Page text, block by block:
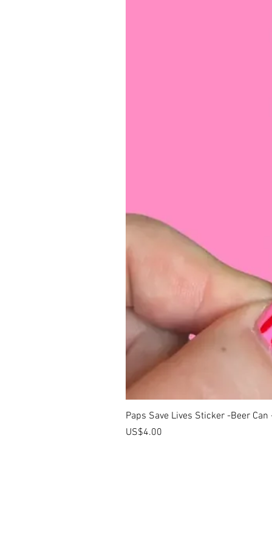
Paps Save Lives Sticker -Beer
價格
US$4.00